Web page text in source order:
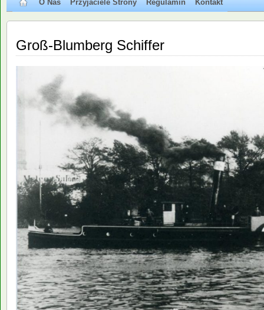
O Nas Przyjaciele Strony Regulamin Kontakt
Groß-Blumberg Schiffer